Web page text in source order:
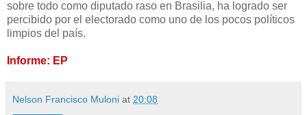
sobre todo como diputado raso en Brasilia, ha logrado ser
percibido por el electorado como uno de los pocos políticos
limpios del país.
Informe: EP
Nelson Francisco Muloni at 20:08